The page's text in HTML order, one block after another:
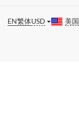
EN繁体USD 美国